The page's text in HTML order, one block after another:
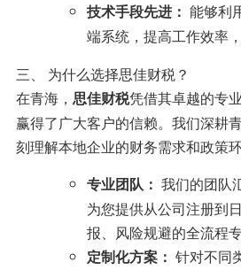
技术手段先进： 能够利
端系统，提高工作效率
三、 为什么选择思佳财税？
在青海， 思佳财税凭借其卓越的专
赢得了广大客户的信赖。我们深耕
刻理解本地企业的财务需求和政策环
专业团队： 我们的团队
为您提供从公司注册到
报、风险规避的全流程专
定制化方案： 针对不同